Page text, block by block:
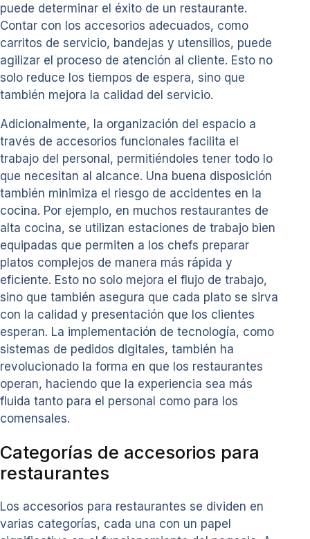
puede determinar el éxito de un restaurante.
Contar con los accesorios adecuados, como
carritos de servicio, bandejas y utensilios, puede
agilizar el proceso de atención al cliente. Esto no
solo reduce los tiempos de espera, sino que
también mejora la calidad del servicio.
Adicionalmente, la organización del espacio a
través de accesorios funcionales facilita el
trabajo del personal, permitiéndoles tener todo lo
que necesitan al alcance. Una buena disposición
también minimiza el riesgo de accidentes en la
cocina. Por ejemplo, en muchos restaurantes de
alta cocina, se utilizan estaciones de trabajo bien
equipadas que permiten a los chefs preparar
platos complejos de manera más rápida y
eficiente. Esto no solo mejora el flujo de trabajo,
sino que también asegura que cada plato se sirva
con la calidad y presentación que los clientes
esperan. La implementación de tecnología, como
sistemas de pedidos digitales, también ha
revolucionado la forma en que los restaurantes
operan, haciendo que la experiencia sea más
fluida tanto para el personal como para los
comensales.
Categorías de accesorios para
restaurantes
Los accesorios para restaurantes se dividen en
varias categorías, cada una con un papel